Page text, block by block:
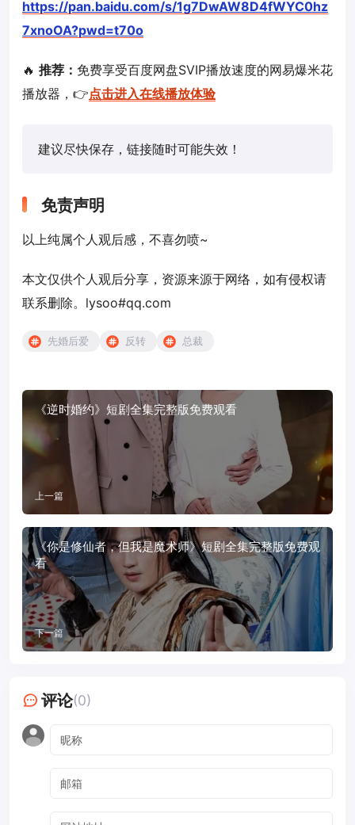
https://pan.baidu.com/s/1g7DwAW8D4fWYC0hz
7xnoOA?pwd=t70o
🔥 推荐： 免费享受百度网盘SVIP播放速度的网易爆米花
播放器，👉点击进入在线播放体验
建议尽快保存，链接随时可能失效！
免责声明
以上纯属个人观后感，不喜勿喷~
本文仅供个人观后分享，资源来源于网络，如有侵权请
联系删除。lysoo#qq.com
先婚后爱 反转 总裁
《逆时婚约》短剧全集完整版免费观看
上一篇
《你是修仙者，但我是魔术师》短剧全集完整版免费观
看
下一篇
评论(0)